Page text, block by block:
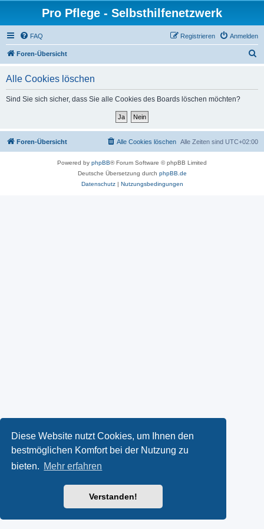
Diese Website nutzt Cookies, um Ihnen den
bestmöglichen Komfort bei der Nutzung zu
bieten. Mehr erfahren
Verstanden!
Pro Pflege - Selbsthilfenetzwerk
FAQ Anmelden
Registrieren
Foren-Übersicht
Alle Cookies löschen
Sind Sie sich sicher, dass Sie alle Cookies des Boards löschen möchten?
Foren-Übersicht Alle Zeiten sind UTC+02:00
Alle Cookies löschen
Powered by phpBB® Forum Software © phpBB Limited
Deutsche Übersetzung durch phpBB.de
Datenschutz| Nutzungsbedingungen